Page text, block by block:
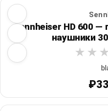
Sennheiser HD 600
наушники